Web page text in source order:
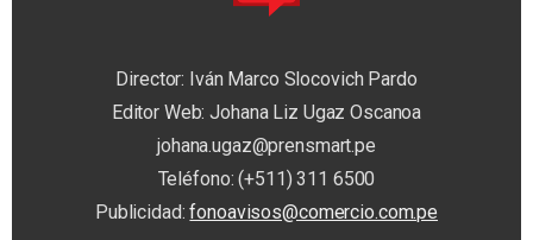
Director: Iván Marco Slocovich Pardo
Editor Web: Johana Liz Ugaz Oscanoa
johana.ugaz@prensmart.pe
Teléfono: (+511) 311 6500
Publicidad:fonoavisos@comercio.com.pe